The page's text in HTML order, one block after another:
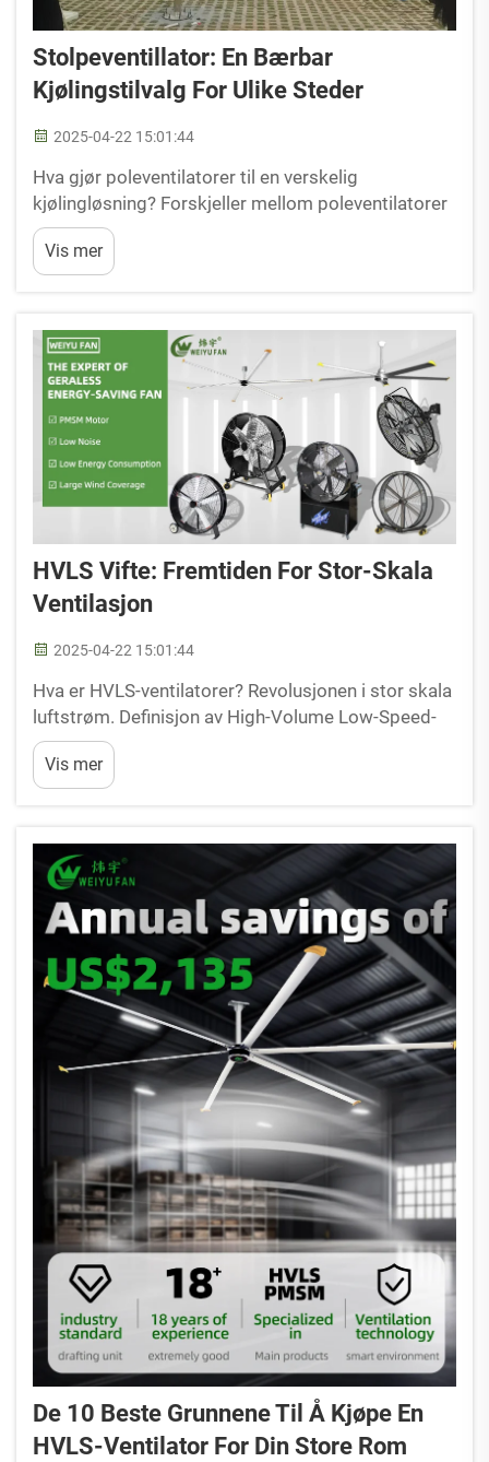
Stolpeventillator: En Bærbar
Kjølingstilvalg For Ulike Steder
2025-04-22 15:01:44
Hva gjør poleventilatorer til en verskelig
kjølingløsning? Forskjeller mellom poleventilatorer
og tradisjonelle valg. Poleventilatorer, ofte omtalt
som transportable kjølingsventilatorer eller
industrielle ventiler, har et høyt og slankt design.
Vis mer
HVLS Vifte: Fremtiden For Stor-Skala
Ventilasjon
2025-04-22 15:01:44
Hva er HVLS-ventilatorer? Revolusjonen i stor skala
luftstrøm. Definisjon av High-Volume Low-Speed-
teknologi. HVLS-ventilatorer setter pris på
effektivitet i å flytte luft på lavere hastigheter. I
motsetning til tradisjonelle ventilatorer som
Vis mer
De 10 Beste Grunnene Til Å Kjøpe En
HVLS-Ventilator For Din Store Rom